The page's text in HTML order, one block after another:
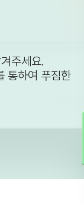
주세요.
통하여 푸짐한